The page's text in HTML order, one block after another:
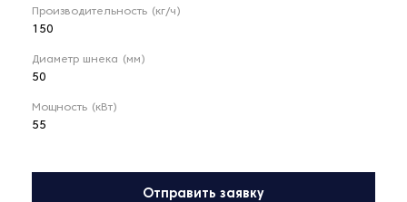
Производительность (кг/ч)
150
Диаметр шнека (мм)
50
Мощность (кВт)
55
Отправить заявку